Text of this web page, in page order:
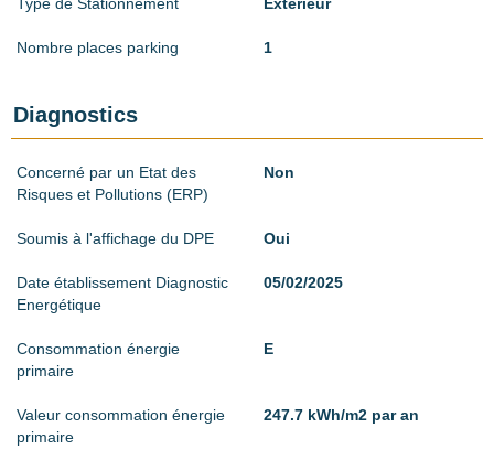
Nombre places parking 1
Diagnostics
Concerné par un Etat des
Risques et Pollutions (ERP)
Non
Soumis à l'affichage du DPE Oui
Date établissement Diagnostic
Energétique
05/02/2025
Consommation énergie
primaire
E
Valeur consommation énergie
primaire
247.7 kWh/m2 par an